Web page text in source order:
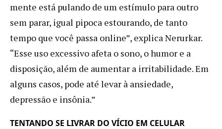
mente está pulando de um estímulo para outro
sem parar, igual pipoca estourando, de tanto
tempo que você passa online”, explica Nerurkar.
“Esse uso excessivo afeta o sono, o humor e a
disposição, além de aumentar a irritabilidade. Em
alguns casos, pode até levar à ansiedade,
depressão e insônia.”
TENTANDO SE LIVRAR DO VÍCIO EM CELULAR